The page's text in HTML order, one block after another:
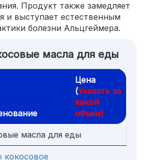
Продукт также замедляет
и выступает естественным
болезни Альцгеймера.
масла для еды
Цена
(Указать за
какой
объем)
масла для еды
кокосовое